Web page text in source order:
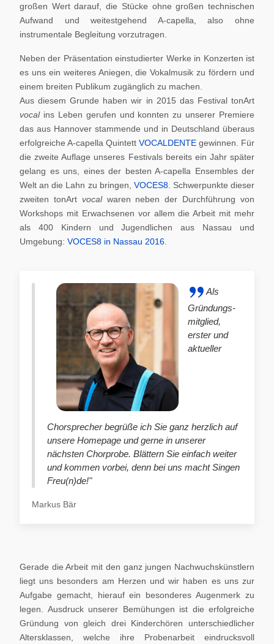
großen Wert darauf, die Stücke ohne großen technischen
Aufwand und weitestgehend A-capella, also ohne
instrumentale Begleitung vorzutragen.
Neben der Präsentation einstudierter Werke in Konzerten ist
es uns ein weiteres Aniegen, die Vokalmusik zu fördern und
einem breiten Publikum zugänglich zu machen.
Aus diesem Grunde haben wir in 2015 das Festival tonArt
vocal ins Leben gerufen und konnten zu unserer Premiere
das aus Hannover stammende und in Deutschland überaus
erfolgreiche A-capella Quintett VOCALDENTE gewinnen. Für
die zweite Auflage unseres Festivals bereits ein Jahr später
gelang es uns, eines der besten A-capella Ensembles der
Welt an die Lahn zu bringen, VOCES8. Schwerpunkte dieser
zweiten tonArt vocalwaren neben der Durchführung von
Workshops mit Erwachsenen vor allem die Arbeit mit mehr
als 400 Kindern und Jugendlichen aus Nassau und
Umgebung: VOCES8 in Nassau 2016
Als
Gründungs-
mitglied,
erster und
aktueller
Chorsprecher begrüße ich Sie ganz herzlich auf
unsere Homepage und gerne in unserer
nächsten Chorprobe. Blättern Sie einfach weiter
und kommen vorbei, denn bei uns macht Singen
Freu(n)de!"
Markus Bär
Gerade die Arbeit mit den ganz jungen Nachwuchskünstlern
liegt uns besonders am Herzen und wir haben es uns zur
Aufgabe gemacht, hierauf ein besonderes Augenmerk zu
legen. Ausdruck unserer Bemühungen ist die erfolgreiche
Gründung von gleich drei Kinderchören unterschiedlicher
Altersklassen, welche ihre Probenarbeit eindrucksvoll